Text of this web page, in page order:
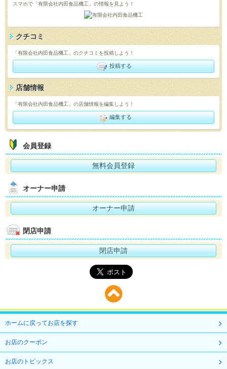
スマホで「有限会社内田食品機工」の情報を見よう！
クチコミ
「有限会社内田食品機工」のクチコミを投稿しよう！
投稿する
店舗情報
「有限会社内田食品機工」の店舗情報を編集しよう！
編集する
会員登録
無料会員登録
オーナー申請
オーナー申請
閉店申請
閉店申請
ホームに戻ってお店を探す
お店のクーポン
お店のトピックス